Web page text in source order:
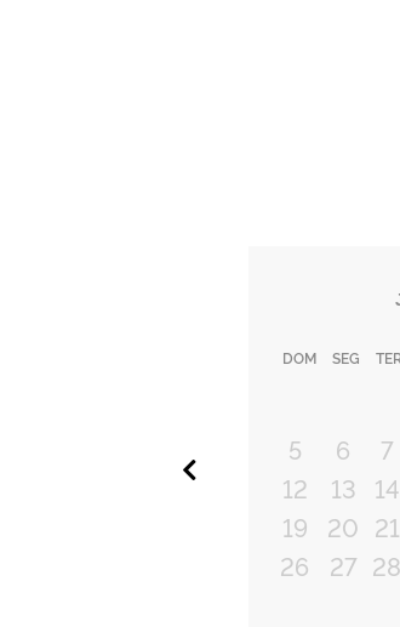
DOM SEG
5
6 7
12
13 14
19
20 21
26
27 28